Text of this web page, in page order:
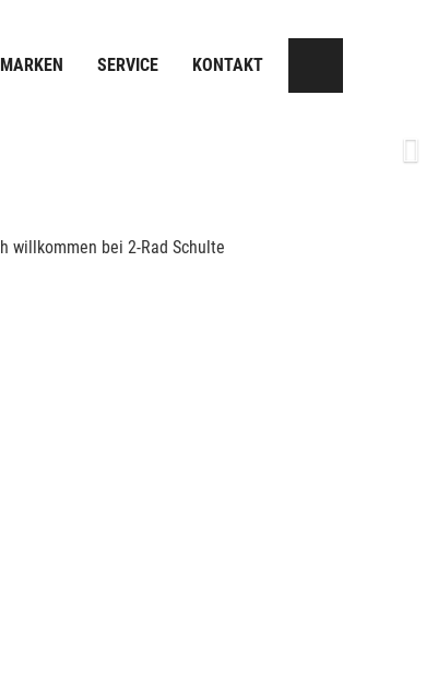
MARKEN SERVICE KONTAKT